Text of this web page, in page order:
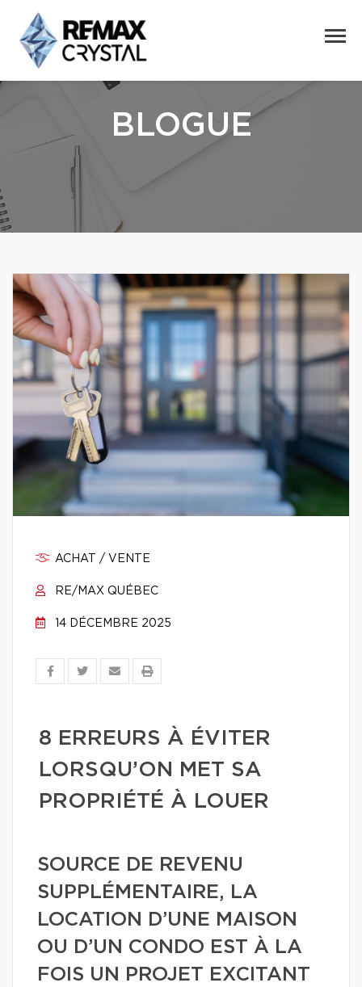
BLOGUE
ACHAT / VENTE
RE/MAX QUÉBEC
14 DÉCEMBRE 2025
8 ERREURS À ÉVITER
LORSQU’ON MET SA
PROPRIÉTÉ À LOUER
SOURCE DE REVENU
SUPPLÉMENTAIRE, LA
LOCATION D’UNE MAISON
OU D’UN CONDO EST À LA
FOIS UN PROJET EXCITANT